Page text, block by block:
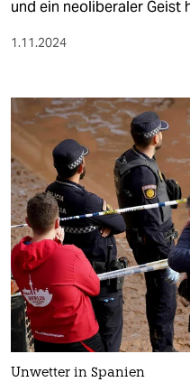
und ein neoliberaler Geist
1.11.2024
Unwetter in Spanien